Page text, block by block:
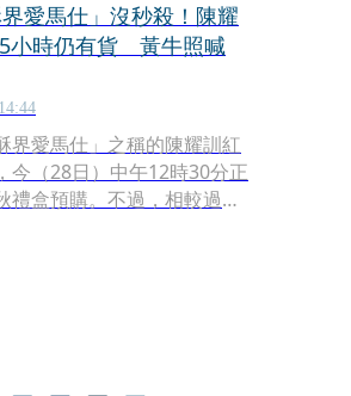
界愛馬仕」沒秒殺！陳耀
小時仍有貨 黃牛照喊
界愛馬仕」之稱的陳耀訓紅
今（28日）中午12時30分正
禮盒預購。不過，相較過去